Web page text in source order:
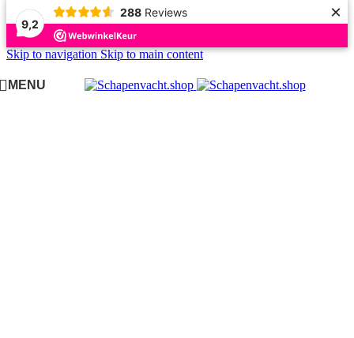
9,2
288 Reviews ×
Skip to navigationSkip to main content
MENU